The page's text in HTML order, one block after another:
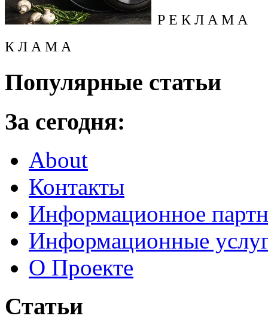
Р Е К Л А М А
К Л А М А
Популярные статьи
За сегодня:
About
Контакты
Информационное
Информационные
О Проекте
Статьи